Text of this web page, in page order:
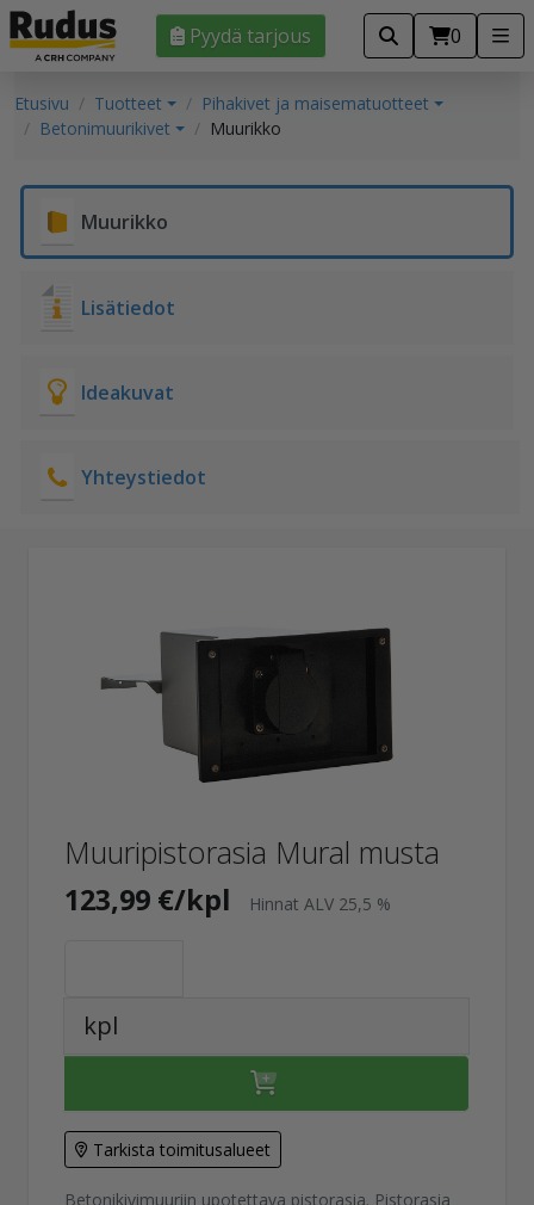
Pyydä tarjous 0
Etusivu Tuotteet
Pihakivet ja maisematuotteet
Betonimuurikivet
Muurikko
Muurikko
Lisätiedot
Ideakuvat
Yhteystiedot
Muuripistorasia Mural musta
123,99 €/kpl Hinnat ALV 25,5 %
kpl
Tarkista toimitusalueet
Betonikivimuuriin upotettava pistorasia. Pistorasia